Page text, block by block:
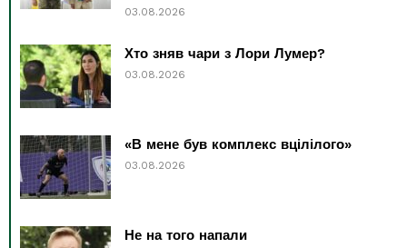
03.08.2026
Хто зняв чари з Лори Лумер?
03.08.2026
«В мене був комплекс вцілілого»
03.08.2026
Не на того напали